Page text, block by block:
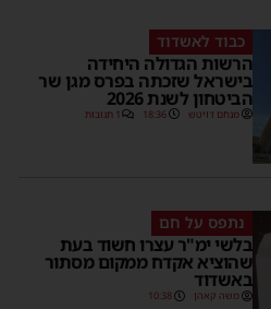
כבוד לאשדוד
הרשות הגדולה היחידה
בישראל שזכתה בפרס מגן שר
הביטחון לשנת 2026
מנחם דויטש 18:36 1 תגובות
נתפס על חם
בלשי ימ"ר עצרו חשוד בעת
שהוציא אקדח ממקום מסתור
באשדוד
משה קאהן 10:38